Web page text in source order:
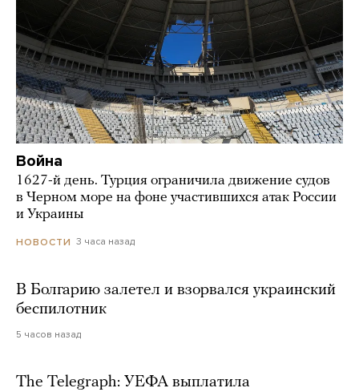
Война
1627-й день. Турция ограничила движение судов
в Черном море на фоне участившихся атак России
и Украины
НОВОСТИ 3 часа назад
В Болгарию залетел и взорвался украинский
беспилотник
5 часов назад
The Telegraph: УЕФА выплатила